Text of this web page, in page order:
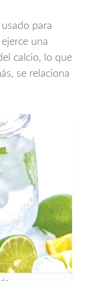
para
una
calcio, lo que
se relaciona